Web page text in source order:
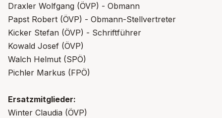
Draxler Wolfgang (ÖVP) - Obmann
Papst Robert (ÖVP) - Obmann-Stellvertreter
Kicker Stefan (ÖVP) - Schriftführer
Kowald Josef (ÖVP)
Walch Helmut (SPÖ)
Pichler Markus (FPÖ)
Ersatzmitglieder:
Winter Claudia (ÖVP)